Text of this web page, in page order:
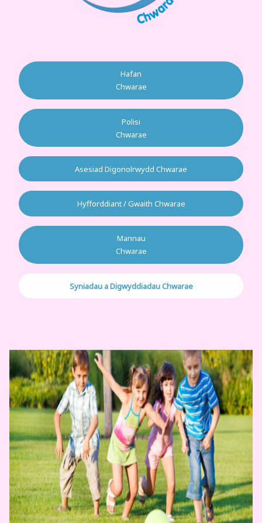
Hafan
Chwarae
Polisi
Chwarae
Asesiad Digonolrwydd Chwarae
Hyfforddiant / Gwaith Chwarae
Mannau
Chwarae
Syniadau a Digwyddiadau Chwarae